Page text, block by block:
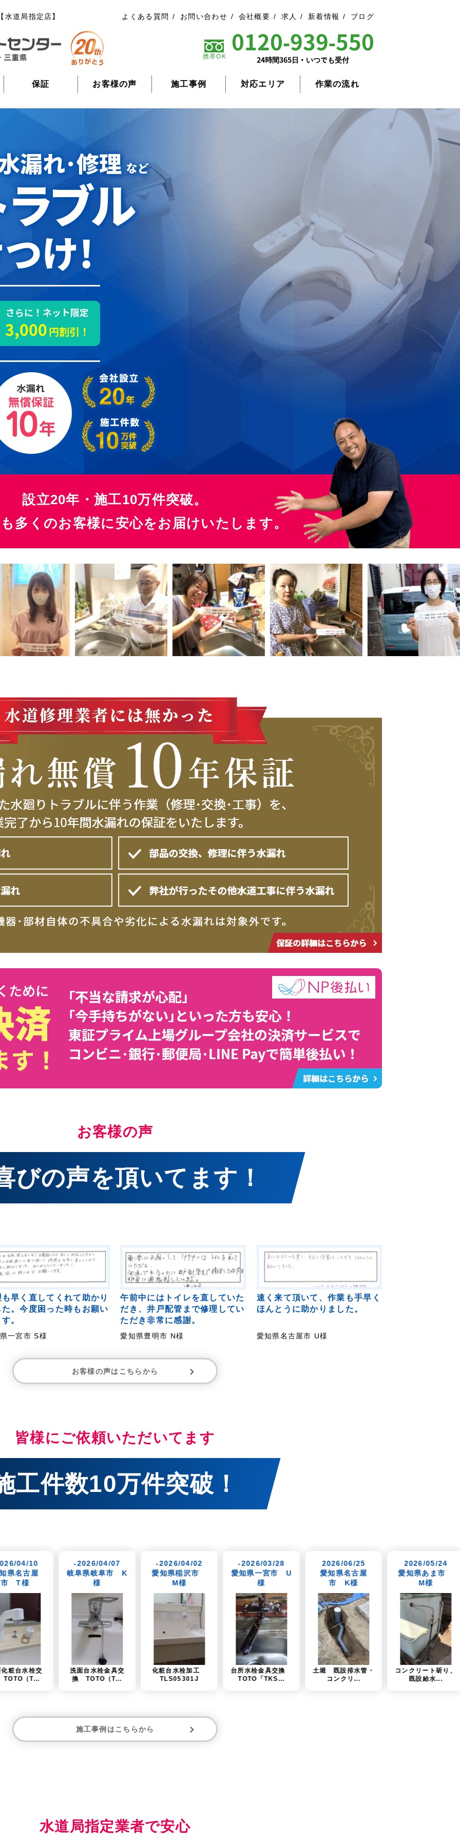
道局指定店】 よくある質問 お問い合わせ 会社概要 求人 新着情報 ブログ
携帯OK
0120-939-550
24時間365日・いつでも受付
保証 お客様の声 施工事例 対応エリア 作業の流れ
漏れ･修理 など
ブル
け!
さらに！ネット限定
3,000 円割引！
設立20年・施工10万件突破。
多くのお客様に安心をお届けいたします。
お客様の声
びの声を頂いてます！
早く直してくれて助かり
た。今度困った時もお願い
。
一宮市 S様
午前中にはトイレを直していた
だき、井戸配管まで修理してい
ただき非常に感謝。
愛知県豊明市 N様
速く来て頂いて、作業も手早く
ほんとうに助かりました。
愛知県名古屋市 U様
お客様の声はこちらから
皆様にご依頼いただいてます
工件数10万件突破！
-2026/04/07
岐阜県岐阜市 K
洗面台水栓金具交
換 TOTO（T...
-2026/04/02
愛知県稲沢市
化粧台水栓加工
TLS05301J
-2026/03/28
愛知県一宮市 U
台所水栓金具交換
TOTO「TKS...
2026/06/25
愛知県名古屋
土堀 既設排水管・
コンクリ...
2026/05/24
愛知県あま市
M様
コンクリート斫り、
既設給水...
2026/05/
愛知県一
立型自在水栓
フレキパ
施工事例はこちらから
水道局指定業者で安心